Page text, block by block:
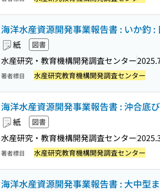
海洋水産資源開発事業報告書 : いか釣 :
紙 図書
水産研究・教育機構開発調査センター
著者標目 水産研究教育機構開発調査センター
海洋水産資源開発事業報告書 : 沖合底
紙 図書
水産研究・教育機構開発調査センター
著者標目 水産研究教育機構開発調査センター
海洋水産資源開発事業報告書 : 大中型